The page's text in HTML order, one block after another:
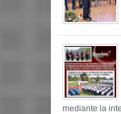
mediante la